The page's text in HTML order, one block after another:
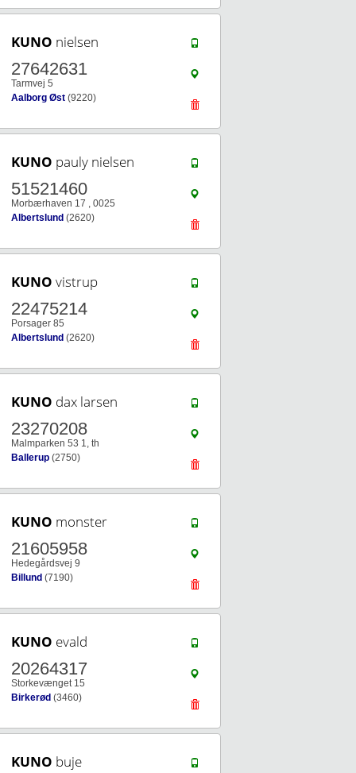
KUNO nielsen
27642631
Tarmvej 5
Aalborg Øst (9220)
KUNO pauly nielsen
51521460
Morbærhaven 17 , 0025
Albertslund (2620)
KUNO vistrup
22475214
Porsager 85
Albertslund (2620)
KUNO dax larsen
23270208
Malmparken 53 1, th
Ballerup (2750)
KUNO monster
21605958
Hedegårdsvej 9
Billund (7190)
KUNO evald
20264317
Storkevænget 15
Birkerød (3460)
KUNO buje